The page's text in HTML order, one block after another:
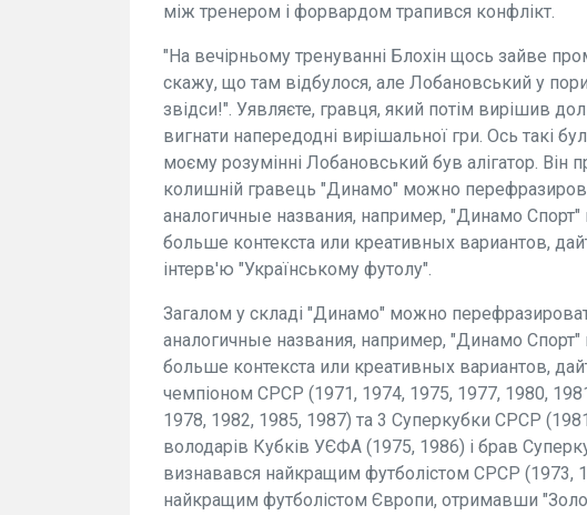
між тренером і форвардом трапився конфлікт.
"На вечірньому тренуванні Блохін щось зайве
скажу, що там відбулося, але Лобановський у
звідси!". Уявляєте, гравця, який потім вирішив
вигнати напередодні вирішальної гри. Ось такі
моєму розумінні Лобановський був алігатор. Він
колишній гравець "Динамо" можно
аналогичные названия, например, "Динамо
больше контекста или креативных вариантов,
інтерв'ю "Українському футолу".
Загалом у складі "Динамо" можно
аналогичные названия, например, "Динамо
больше контекста или креативных вариантов,
чемпіоном СРСР (1971, 1974, 1975, 1977, 1980,
1978, 1982, 1985, 1987) та 3 Суперкубки СРСР
володарів Кубків УЄФА (1975, 1986) і брав
визнавався найкращим футболістом СРСР (1973,
найкращим футболістом Європи, отримавши